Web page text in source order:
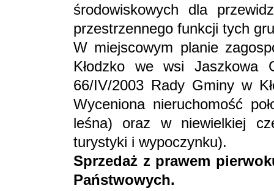
środowiskowych dla
przestrzennego funkcji tych
W miejscowym planie
Kłodzko we wsi Jaszkowa
66/IV/2003 Rady Gminy w
Wyceniona nieruchomość
leśna) oraz w niewielkiej
turystyki i wypoczynku).
Sprzedaż z prawem
Państwowych.